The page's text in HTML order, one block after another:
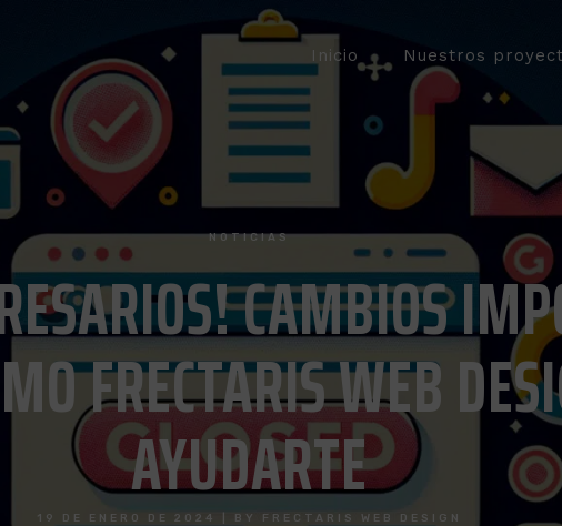
Inicio Nuestros
NOTICIAS
CAMBIOS
FRECTARIS WEB
AYUDARTE
19 DE ENERO DE 2024 BY FRECTARIS WEB DESIGN